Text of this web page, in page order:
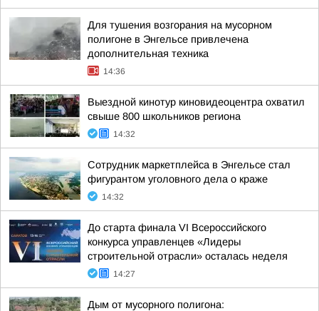
Для тушения возгорания на мусорном
полигоне в Энгельсе привлечена
дополнительная техника
14:36
Выездной кинотур киновидеоцентра охватил
свыше 800 школьников региона
14:32
Сотрудник маркетплейса в Энгельсе стал
фигурантом уголовного дела о краже
14:32
До старта финала VI Всероссийского
конкурса управленцев «Лидеры
строительной отрасли» осталась неделя
14:27
Дым от мусорного полигона: